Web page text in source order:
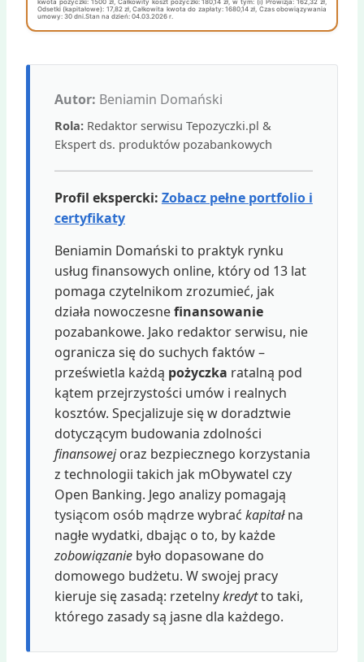
Odsetki (kapitałowe): 17,82 zł, Całkowita kwota do zapłaty: 1680,14 zł, Czas obowiązywania
umowy: 30 dni.Stan na dzień: 04.03.2026 r.
Autor: Beniamin Domański
Rola: Redaktor serwisu Tepozyczki.pl &
Ekspert ds. produktów pozabankowych
Profil ekspercki: Zobacz pełne portfolio i
certyfikaty
Beniamin Domański to praktyk rynku
usług finansowych online, który od 13 lat
pomaga czytelnikom zrozumieć, jak
działa nowoczesnefinansowanie
pozabankowe. Jako redaktor serwisu, nie
ogranicza się do suchych faktów –
prześwietla każdą pożyczka ratalną pod
kątem przejrzystości umów i realnych
kosztów. Specjalizuje się w doradztwie
dotyczącym budowania zdolności
finansowejoraz bezpiecznego korzystania
z technologii takich jak mObywatel czy
Open Banking. Jego analizy pomagają
tysiącom osób mądrze wybrać kapitałna
nagłe wydatki, dbając o to, by każde
zobowiązaniebyło dopasowane do
domowego budżetu. W swojej pracy
kieruje się zasadą: rzetelnykredytto taki,
którego zasady są jasne dla każdego.